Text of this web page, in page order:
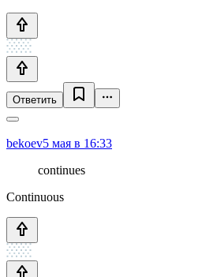
Ответить
bekoev5 мая в 16:33
continues
Continuous